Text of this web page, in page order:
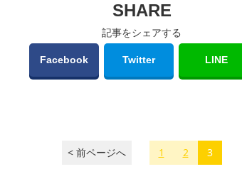
SHARE
記事をシェアする
Facebook Twitter LINE
< 前ページへ 1 2 3